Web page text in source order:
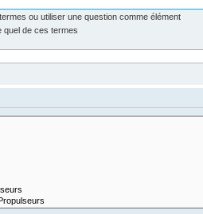
ou utiliser une question comme élément
quel de ces termes